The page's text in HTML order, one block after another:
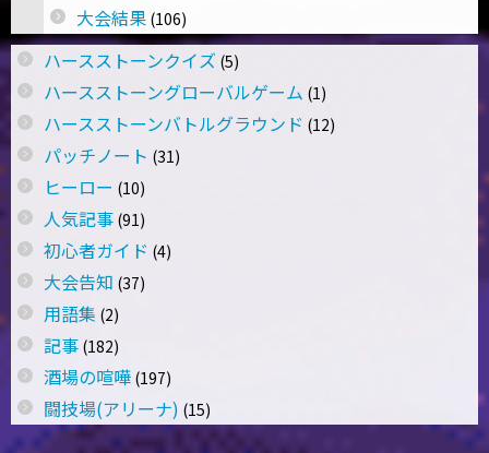
大会結果 (106)
ハースストーンクイズ (5)
ハースストーングローバルゲーム (1)
ハースストーンバトルグラウンド (12)
パッチノート (31)
ヒーロー (10)
人気記事 (91)
初心者ガイド (4)
大会告知 (37)
用語集 (2)
記事 (182)
酒場の喧嘩 (197)
闘技場(アリーナ) (15)